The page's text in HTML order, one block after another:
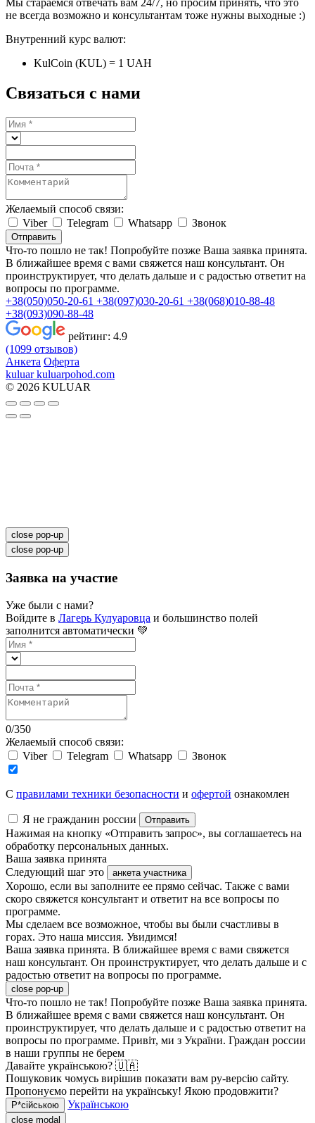
Мы стараемся отвечать вам 24/7, но просим принять, что это
не всегда возможно и консультантам тоже нужны выходные :)
Внутренний курс валют:
KulCoin (KUL) = 1 UAH
Связаться с нами
Желаемый способ связи:
Viber
Telegram Whatsapp Звонок
Отправить
Что-то пошло не так! Попробуйте позже Ваша заявка принята.
В ближайшее время с вами свяжется наш консультант. Он
проинструктирует, что делать дальше и с радостью ответит на
вопросы по программе.
+38(050)050-20-61 +38(097)030-20-61 +38(068)010-88-48
+38(093)090-88-48
рейтинг: 4.9
(1099 отзывов)
Анкета Оферта
kuluar kuluarpohod.com
© 2026 KULUAR
close pop-up
close pop-up
Заявка на участие
Уже были с нами?
Войдите в Лагерь Кулуаровца и большинство полей
заполнится автоматически 💚
0/350
Желаемый способ связи:
Viber
Telegram Whatsapp Звонок
C правилами техники безопасности и офертой ознакомлен
Я не гражданин россии Отправить
Нажимая на кнопку «Отправить запрос», вы соглашаетесь на
обработку персональных данных.
Ваша заявка принята
Следующий шаг это
анкета участника
Хорошо, если вы заполните ее прямо сейчас. Также с вами
скоро свяжется консультант и ответит на все вопросы по
программе.
Мы сделаем все возможное, чтобы вы были счастливы в
горах. Это наша миссия. Увидимся!
Ваша заявка принята. В ближайшее время с вами свяжется
наш консультант. Он проинструктирует, что делать дальше и с
радостью ответит на вопросы по программе.
close pop-up
Что-то пошло не так! Попробуйте позже Ваша заявка принята.
В ближайшее время с вами свяжется наш консультант. Он
проинструктирует, что делать дальше и с радостью ответит на
вопросы по программе. Привіт, ми з України. Граждан россии
в наши группы не берем
Давайте українською? 🇺🇦
Пошуковик чомусь вирішив показати вам ру-версію сайту.
Пропонуємо перейти на українську! Якою продовжити?
Р*сійською Українською
close modal